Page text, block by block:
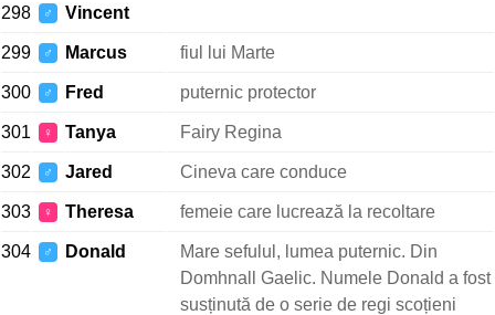
298 ♂ Vincent
299 ♂ Marcus fiul lui Marte
300 ♂ Fred puternic protector
301 ♀ Tanya Fairy Regina
302 ♂ Jared Cineva care conduce
303 ♀ Theresa femeie care lucrează la recoltare
304 ♂ Donald
Mare sefulul, lumea puternic. Din
Domhnall Gaelic. Numele Donald a fost
susținută de o serie de regi scoțieni